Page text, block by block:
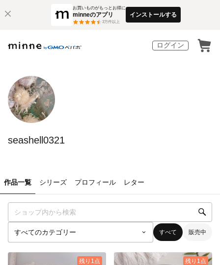
お買いものがもっとお得に
minneのアプリ
3万件以上
インストールする
ログイン
seashell0321
作品一覧 シリーズ プロフィール レター
すべて 販売中
残り1点 残り1点